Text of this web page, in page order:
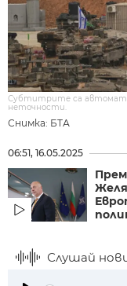
Снимка: БТА
Субтитрите са
неточности.
06:51, 16.05.2025
Слушай